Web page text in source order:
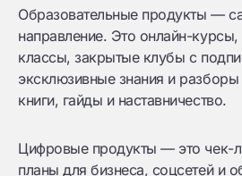
Образовательные продукты —
направление. Это онлайн-
классы, закрытые клубы с
эксклюзивные знания и
книги, гайды и наставничество.
Цифровые продукты — это чек-
планы для бизнеса, соцсетей и